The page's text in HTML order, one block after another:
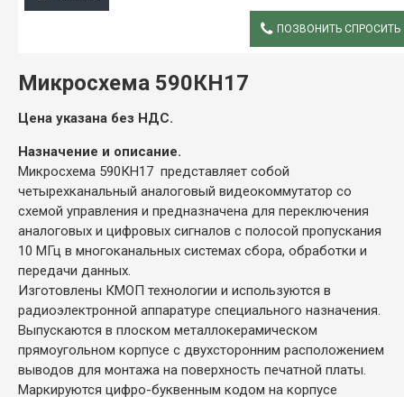
ПОЗВОНИТЬ СПРОСИТЬ
Микросхема 590КН17
Цена указана без НДС.
Назначение и описание.
Микросхема 590КН17 представляет собой
четырехканальный аналоговый видеокоммутатор со
схемой управления и предназначена для переключения
аналоговых и цифровых сигналов с полосой пропускания
10 МГц в многоканальных системах сбора, обработки и
передачи данных.
Изготовлены КМОП технологии и используются в
радиоэлектронной аппаратуре специального назначения.
Выпускаются в плоском металлокерамическом
прямоугольном корпусе с двухсторонним расположением
выводов для монтажа на поверхность печатной платы.
Маркируются цифро-буквенным кодом на корпусе